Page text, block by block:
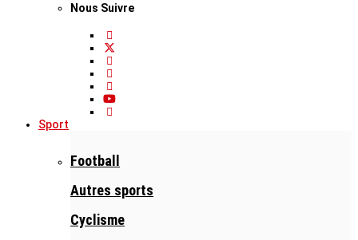
Nous Suivre
Sport
Football
Autres sports
Cyclisme